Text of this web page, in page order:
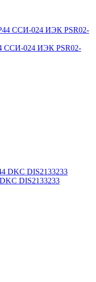
ССИ-024 ИЭК PSR02-
DIS2133233